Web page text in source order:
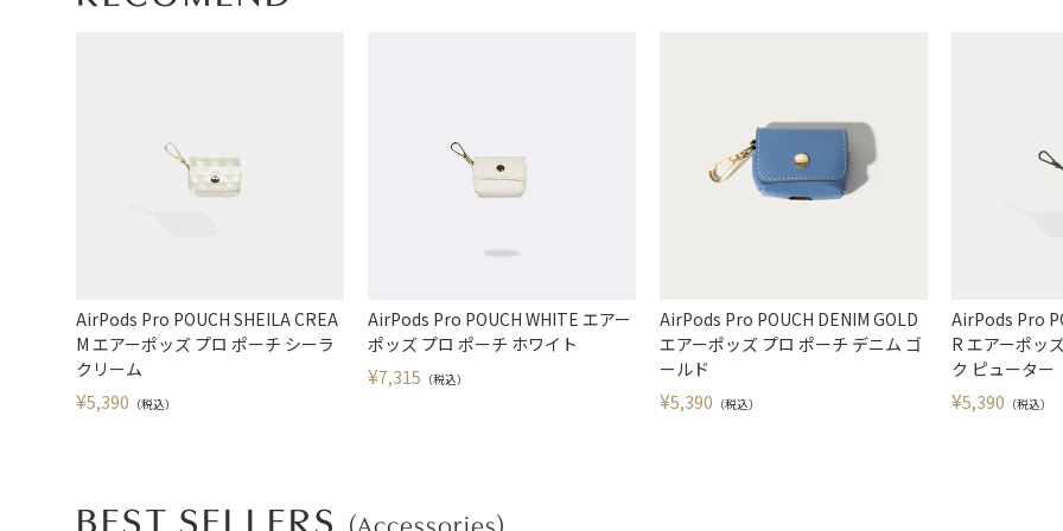
AirPods Pro POUCH SHEILA CREA
M エアーポッズ プロ ポーチ シーラ
クリーム
¥5,390 （税込）
AirPods Pro POUCH WHITE エアー
ポッズ プロ ポーチ ホワイト
¥7,315 （税込）
AirPods Pro POUCH DENIM GOLD
エアーポッズ プロ ポーチ デニム ゴ
ールド
¥5,390 （税込）
AirPods Pro
R エアーポッ
ク ピューター
¥5,390 （税込）